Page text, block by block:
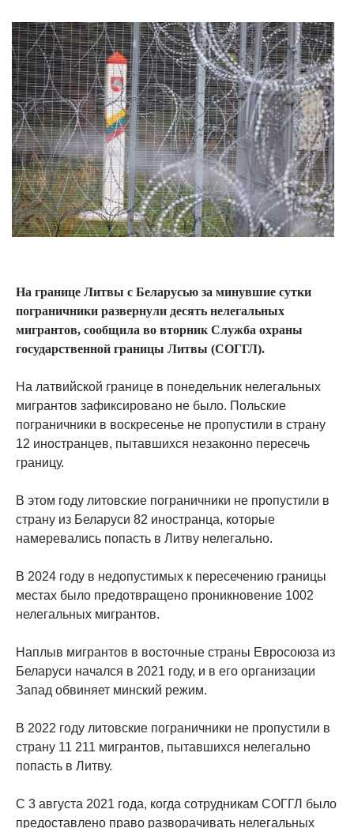
На границе Литвы с Беларусью за минувшие сутки
пограничники развернули десять нелегальных
мигрантов, сообщила во вторник Служба охраны
государственной границы Литвы (СОГГЛ).
На латвийской границе в понедельник нелегальных
мигрантов зафиксировано не было. Польские
пограничники в воскресенье не пропустили в страну
12 иностранцев, пытавшихся незаконно пересечь
границу.
В этом году литовские пограничники не пропустили в
страну из Беларуси 82 иностранца, которые
намеревались попасть в Литву нелегально.
В 2024 году в недопустимых к пересечению границы
местах было предотвращено проникновение 1002
нелегальных мигрантов.
Наплыв мигрантов в восточные страны Евросоюза из
Беларуси начался в 2021 году, и в его организации
Запад обвиняет минский режим.
В 2022 году литовские пограничники не пропустили в
страну 11 211 мигрантов, пытавшихся нелегально
попасть в Литву.
С 3 августа 2021 года, когда сотрудникам СОГГЛ было
предоставлено право разворачивать нелегальных